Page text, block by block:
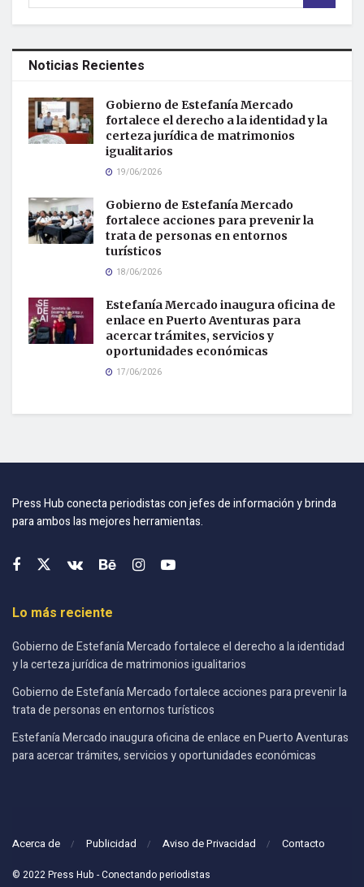
Noticias Recientes
Gobierno de Estefanía Mercado
fortalece el derecho a la identidad y la
certeza jurídica de matrimonios
igualitarios
19/06/2026
Gobierno de Estefanía Mercado
fortalece acciones para prevenir la
trata de personas en entornos
turísticos
18/06/2026
Estefanía Mercado inaugura oficina de
enlace en Puerto Aventuras para
acercar trámites, servicios y
oportunidades económicas
17/06/2026
Press Hub conecta periodistas con jefes de información y brinda
para ambos las mejores herramientas.
Lo más reciente
Gobierno de Estefanía Mercado fortalece el derecho a la identidad
y la certeza jurídica de matrimonios igualitarios
Gobierno de Estefanía Mercado fortalece acciones para prevenir la
trata de personas en entornos turísticos
Estefanía Mercado inaugura oficina de enlace en Puerto Aventuras
para acercar trámites, servicios y oportunidades económicas
Acerca de Publicidad Aviso de Privacidad Contacto
© 2022 Press Hub - Conectando periodistas